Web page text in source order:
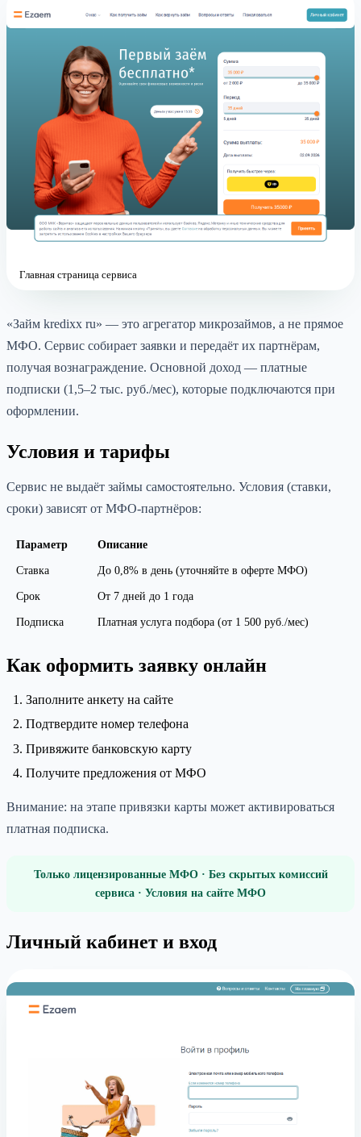
Главная страница сервиса
«Займ kredixx ru» — это агрегатор микрозаймов, а не прямое
МФО. Сервис собирает заявки и передаёт их партнёрам,
получая вознаграждение. Основной доход — платные
подписки (1,5–2 тыс. руб./мес), которые подключаются при
оформлении.
Условия и тарифы
Сервис не выдаёт займы самостоятельно. Условия (ставки,
сроки) зависят от МФО-партнёров:
Параметр Описание
Ставка До 0,8% в день (уточняйте в оферте МФО)
Срок От 7 дней до 1 года
Подписка Платная услуга подбора (от 1 500 руб./мес)
Как оформить заявку онлайн
Заполните анкету на сайте
Подтвердите номер телефона
Привяжите банковскую карту
Получите предложения от МФО
Внимание: на этапе привязки карты может активироваться
платная подписка.
Только лицензированные МФО · Без скрытых комиссий
сервиса · Условия на сайте МФО
Личный кабинет и вход